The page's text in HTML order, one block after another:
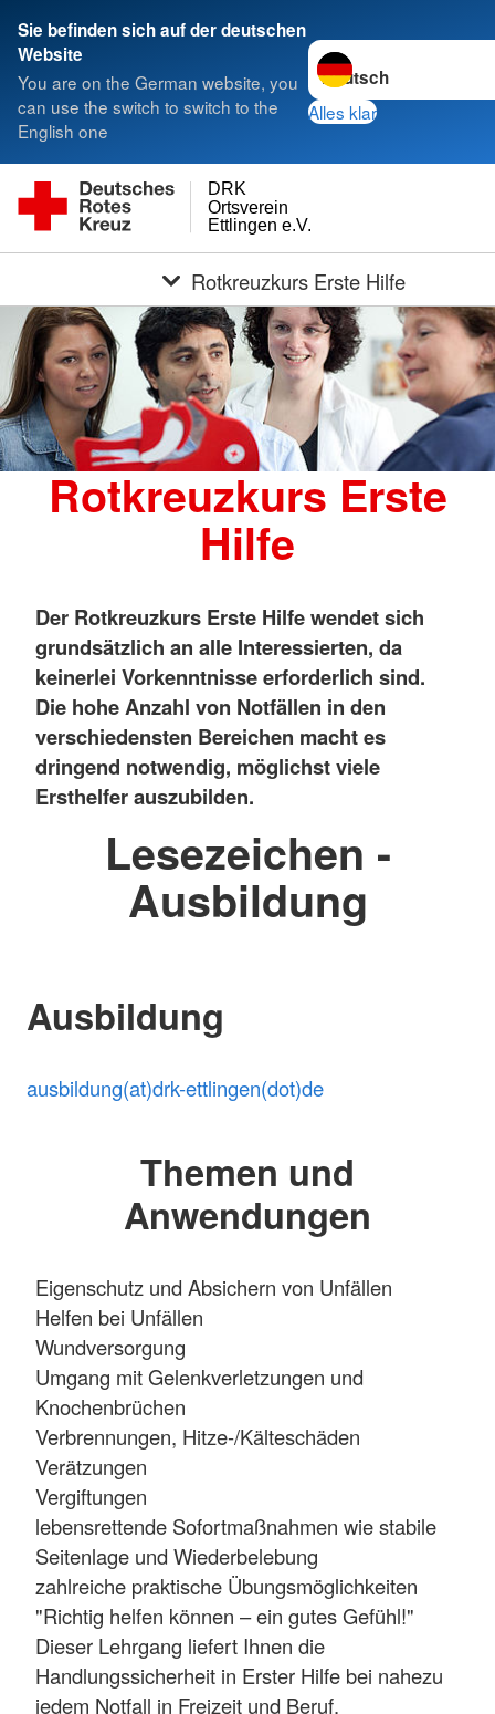
Sie befinden sich auf der deutschen
Website
You are on the German website, you
can use the switch to switch to the
English one
Sprache wechseln zu
Alles klar
Ettlingen e.V.
Ortsverein
DRK
Rotkreuzkurs Erste Hilfe
Rotkreuzkurs Erste
Hilfe
Der Rotkreuzkurs Erste Hilfe wendet sich
grundsätzlich an alle Interessierten, da
keinerlei Vorkenntnisse erforderlich sind.
Die hohe Anzahl von Notfällen in den
verschiedensten Bereichen macht es
dringend notwendig, möglichst viele
Ersthelfer auszubilden.
Lesezeichen -
Ausbildung
Ausbildung
ausbildung(at)drk-ettlingen(dot)de
Themen und
Anwendungen
Eigenschutz und Absichern von Unfällen
Helfen bei Unfällen
Wundversorgung
Umgang mit Gelenkverletzungen und
Knochenbrüchen
Verbrennungen, Hitze-/Kälteschäden
Verätzungen
Vergiftungen
lebensrettende Sofortmaßnahmen wie stabile
Seitenlage und Wiederbelebung
zahlreiche praktische Übungsmöglichkeiten
"Richtig helfen können – ein gutes Gefühl!"
Dieser Lehrgang liefert Ihnen die
Handlungssicherheit in Erster Hilfe bei nahezu
jedem Notfall in Freizeit und Beruf.